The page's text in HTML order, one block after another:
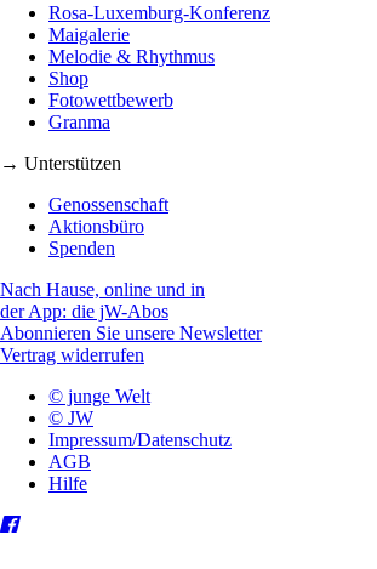
Rosa-Luxemburg-Konferenz
Maigalerie
Melodie & Rhythmus
Shop
Fotowettbewerb
Granma
→ Unterstützen
Genossenschaft
Aktionsbüro
Spenden
Nach Hause, online und in
der App: die jW-Abos
Abonnieren Sie unsere Newsletter
Vertrag widerrufen
© junge Welt
© JW
Impressum/Datenschutz
AGB
Hilfe